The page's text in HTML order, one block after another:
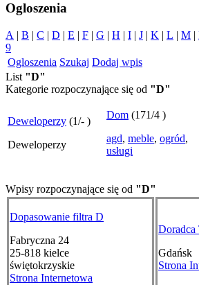
Ogloszenia
A | B | C | D | E | F | G | H | I | J | K | L | M |
9
Ogloszenia Szukaj Dodaj wpis
List "D"
Kategorie rozpoczynające się od "D"
Deweloperzy (1/- )
Deweloperzy
Dom (171/4 )
agd, meble, ogród,
usługi
Wpisy rozpoczynające się od "D"
Dopasowanie filtra D
Fabryczna 24
25-818 kielce
świętokrzyskie
Strona Internetowa
Doradca
Gdańsk
Strona